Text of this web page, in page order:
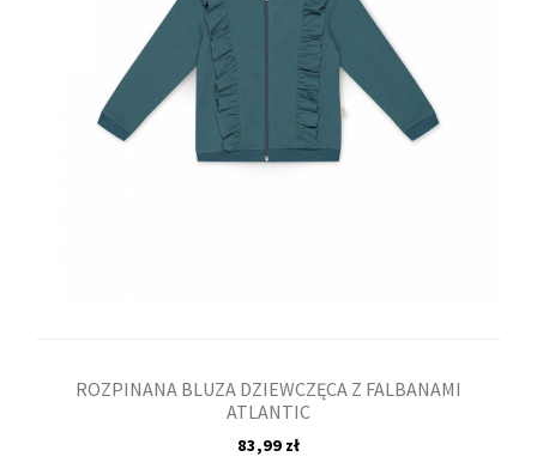
ROZPINANA BLUZA DZIEWCZĘCA Z FALBANAMI
ATLANTIC
83,99 zł